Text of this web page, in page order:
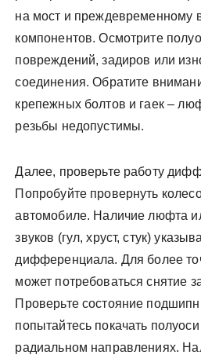
на мост и преждевременному
компонентов. Осмотрите
повреждений, задиров или
соединения. Обратите
крепежных болтов и гаек –
резьбы недопустимы.
Далее, проверьте работу
Попробуйте провернуть
автомобиле. Наличие люфта
звуков (гул, хруст, стук)
дифференциала. Для более
может потребоваться снятие
Проверьте состояние
попытайтесь покачать
радиальном направлениях.